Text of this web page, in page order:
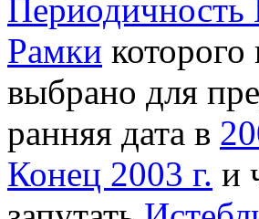
Периодичность
Рамки
выбрано для
ранняя дата в
Конец 2003 г. и